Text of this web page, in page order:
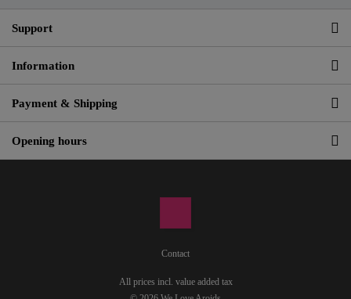
Support
Information
Payment & Shipping
Opening hours
Contact
All prices incl. value added tax